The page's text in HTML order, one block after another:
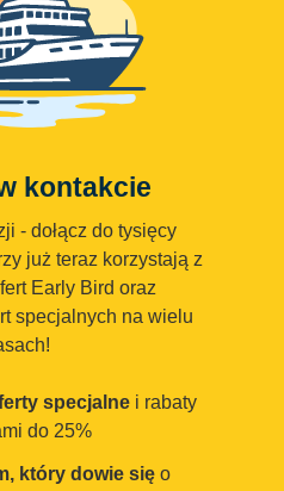
kontakcie
- dołącz do tysięcy
już teraz korzystają z
Early Bird oraz
specjalnych na wielu
specjalne i rabaty
do 25%
który dowie się o